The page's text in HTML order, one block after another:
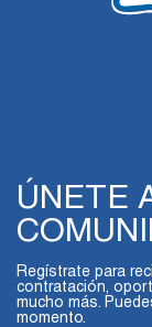
ÚNETE
Regístrate para
contratación,
mucho más.
momento.